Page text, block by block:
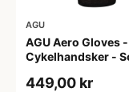
AGU
AGU Aero Gloves -
Cykelhandsker -
449,00 kr